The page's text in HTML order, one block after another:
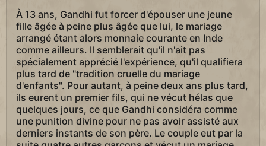
À 13 ans, Gandhi fut forcer d'épouser une jeune
fille âgée à peine plus âgée que lui, le mariage
arrangé étant alors monnaie courante en Inde
comme ailleurs. Il semblerait qu'il n'ait pas
spécialement apprécié l'expérience, qu'il qualifiera
plus tard de "tradition cruelle du mariage
d'enfants". Pour autant, à peine deux ans plus tard,
ils eurent un premier fils, qui ne vécut hélas que
quelques jours, ce que Gandhi considéra comme
une punition divine pour ne pas avoir assisté aux
derniers instants de son père. Le couple eut par la